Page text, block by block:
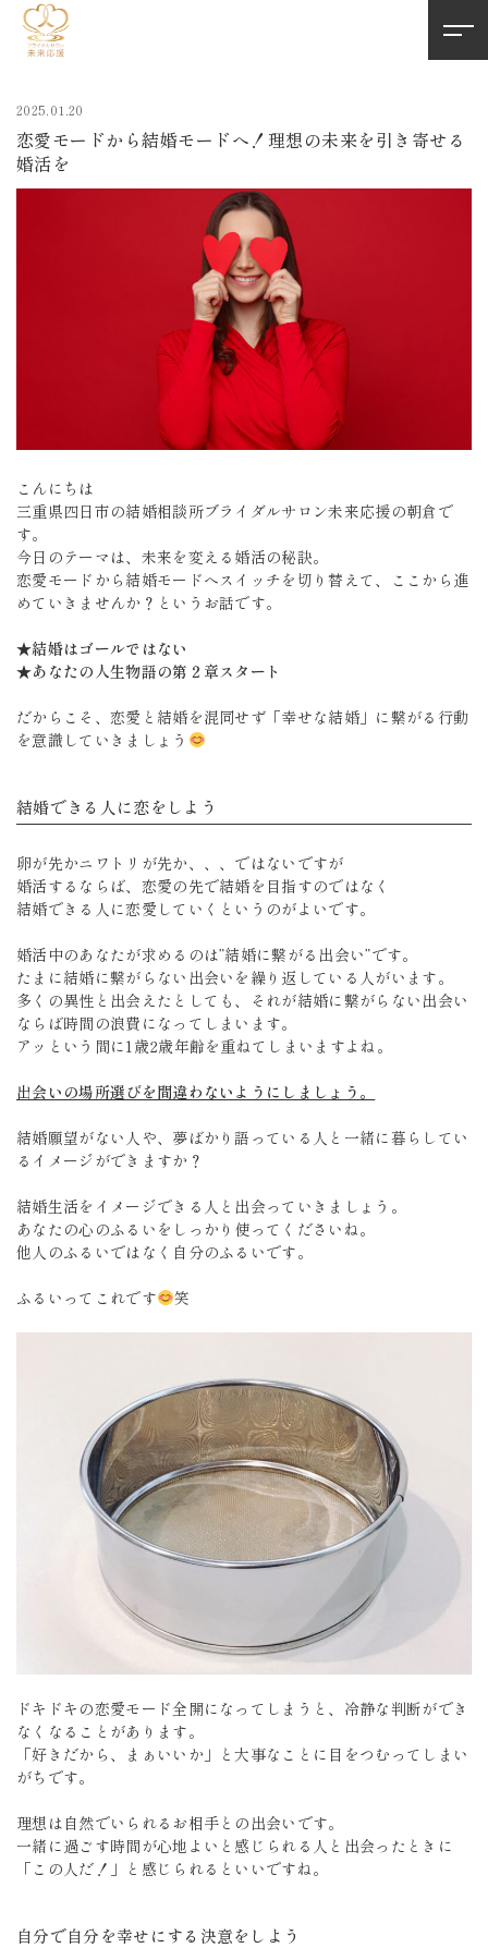
2025.01.20
恋愛モードから結婚モードへ！理想の未来を引き寄せる
婚活を
こんにちは
三重県四日市の結婚相談所ブライダルサロン未来応援の朝倉で
す。
今日のテーマは、未来を変える婚活の秘訣。
恋愛モードから結婚モードへスイッチを切り替えて、ここから進
めていきませんか？というお話です。
★結婚はゴールではない
★あなたの人生物語の第２章スタート
だからこそ、恋愛と結婚を混同せず「幸せな結婚」に繋がる行動
を意識していきましょう
結婚できる人に恋をしよう
卵が先かニワトリが先か、、、ではないですが
婚活するならば、恋愛の先で結婚を目指すのではなく
結婚できる人に恋愛していくというのがよいです。
婚活中のあなたが求めるのは”結婚に繋がる出会い”です。
たまに結婚に繋がらない出会いを繰り返している人がいます。
多くの異性と出会えたとしても、それが結婚に繋がらない出会い
ならば時間の浪費になってしまいます。
アッという間に1歳2歳年齢を重ねてしまいますよね。
出会いの場所選びを間違わないようにしましょう。
結婚願望がない人や、夢ばかり語っている人と一緒に暮らしてい
るイメージができますか？
結婚生活をイメージできる人と出会っていきましょう。
あなたの心のふるいをしっかり使ってくださいね。
他人のふるいではなく自分のふるいです。
ふるいってこれです 笑
ドキドキの恋愛モード全開になってしまうと、冷静な判断ができ
なくなることがあります。
「好きだから、まぁいいか」と大事なことに目をつむってしまい
がちです。
理想は自然でいられるお相手との出会いです。
一緒に過ごす時間が心地よいと感じられる人と出会ったときに
「この人だ！」と感じられるといいですね。
自分で自分を幸せにする決意をしよう